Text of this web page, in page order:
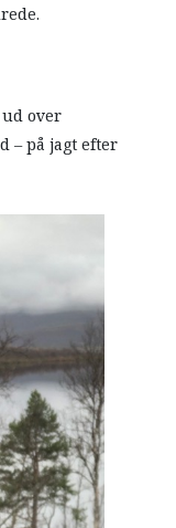
over
– på jagt efter